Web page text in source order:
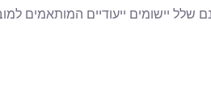
שלל יישומים ייעודיים המותאמים